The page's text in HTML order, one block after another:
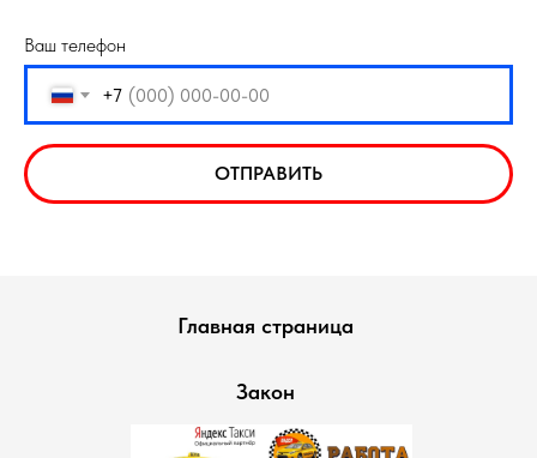
Ваш телефон
+7
ОТПРАВИТЬ
Главная страница
Закон